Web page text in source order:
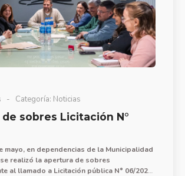
Categoría: Noticias
sobres Licitación N°
mayo, en dependencias de la Municipalidad
realizó la apertura de sobres
al llamado a Licitación pública N° 06/2026